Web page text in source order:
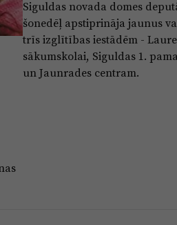
Siguldas novada domes
šonedēļ apstiprināja jaunus
trīs izglītības iestādēm -
sākumskolai, Siguldas 1.
un Jaunrades centram.